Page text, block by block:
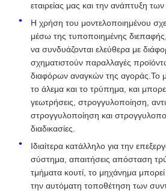
εταιρείας μας και την ανάπτυξη
Η χρήση του μοντελοποιημένου
μέσω της τυποποιημένης
να συνδυάζονται ελεύθερα με
σχηματιστούν παραλλαγές
διαφόρων αναγκών της αγοράς.Το
το άλεμα και το τρύπημα, και
γεωτρήσεις, στρογγυλοποίηση,
στρογγυλοποίηση και
διαδικασίες.
Ιδιαίτερα κατάλληλο για την
σύστημα, απαιτήσεις απόσταση
τμήματα κουτί, το μηχάνημα μπορεί
την αυτόματη τοποθέτηση των